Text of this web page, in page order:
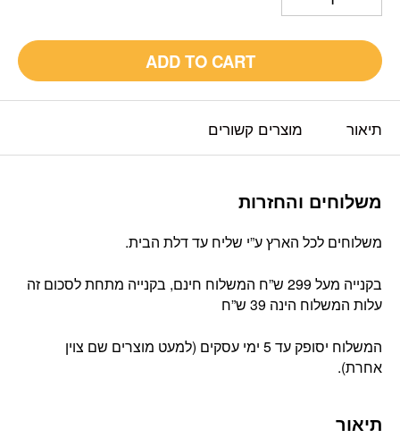
ADD TO CART
תיאור מוצרים קשורים
משלוחים והחזרות
משלוחים לכל הארץ ע”י שליח עד דלת הבית.
בקנייה מעל 299 ש”ח המשלוח חינם, בקנייה מתחת לסכום זה
עלות המשלוח הינה 39 ש”ח
המשלוח יסופק עד 5 ימי עסקים (למעט מוצרים שם צוין
אחרת).
תיאור